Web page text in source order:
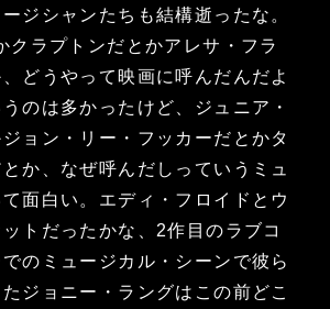
ジシャンたちも結構逝ったな。
クラプトンだとかアレサ・フラ
どうやって映画に呼んだんだよ
のは多かったけど、ジュニア・
ョン・リー・フッカーだとかタ
か、なぜ呼んだしっていうミュ
面白い。エディ・フロイドとウ
トだったかな、2作目のラブコ
のミュージカル・シーンで彼ら
ジョニー・ラングはこの前どこ